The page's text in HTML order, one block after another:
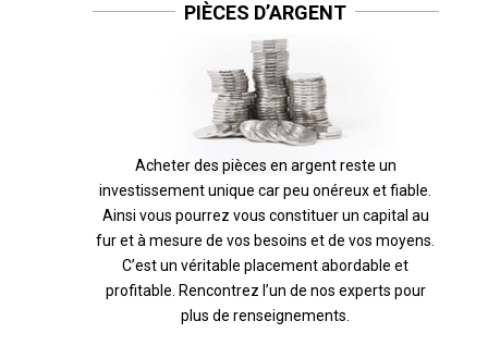
PIÈCES D’ARGENT
Acheter des pièces en argent reste un
investissement unique car peu onéreux et fiable.
Ainsi vous pourrez vous constituer un capital au
fur et à mesure de vos besoins et de vos moyens.
C’est un véritable placement abordable et
profitable. Rencontrez l’un de nos experts pour
plus de renseignements.